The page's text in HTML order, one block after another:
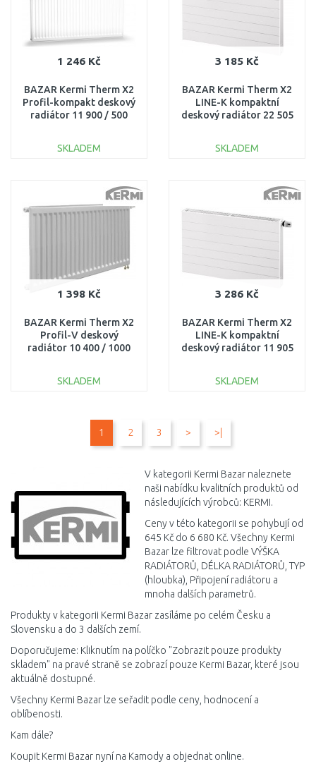
1 246 Kč
BAZAR Kermi Therm X2
Profil-kompakt deskový
radiátor 11 900 / 500
SKLADEM
Porovnat
3 185 Kč
BAZAR Kermi Therm X2
LINE-K kompaktní
deskový radiátor 22 505
OBALU!!
SKLADEM
1 398 Kč
BAZAR Kermi Therm X2
Profil-V deskový
radiátor 10 400 / 1000
SKLADEM
Porovnat
3 286 Kč
BAZAR Kermi Therm X2
LINE-K kompaktní
deskový radiátor 11 905
ODŘENÉ, OHNUTÉ
SKLADEM
1 2 3 > >|
V kategorii Kermi Bazar naleznete
naši nabídku kvalitních produktů od
následujících výrobců: KERMI.
Ceny v této kategorii se pohybují od
645 Kč do 6 680 Kč. Všechny Kermi
Bazar lze filtrovat podle VÝŠKA
RADIÁTORŮ, DÉLKA RADIÁTORŮ, TYP
(hloubka), Připojení radiátoru a
mnoha dalších parametrů.
Produkty v kategorii Kermi Bazar zasíláme po celém Česku a
Slovensku a do 3 dalších zemí.
Doporučujeme: Kliknutím na políčko "Zobrazit pouze produkty
skladem" na pravé straně se zobrazí pouze Kermi Bazar, které jsou
aktuálně dostupné.
Všechny Kermi Bazar lze seřadit podle ceny, hodnocení a
oblíbenosti.
Kam dále?
Koupit Kermi Bazar nyní na Kamody a objednat online.